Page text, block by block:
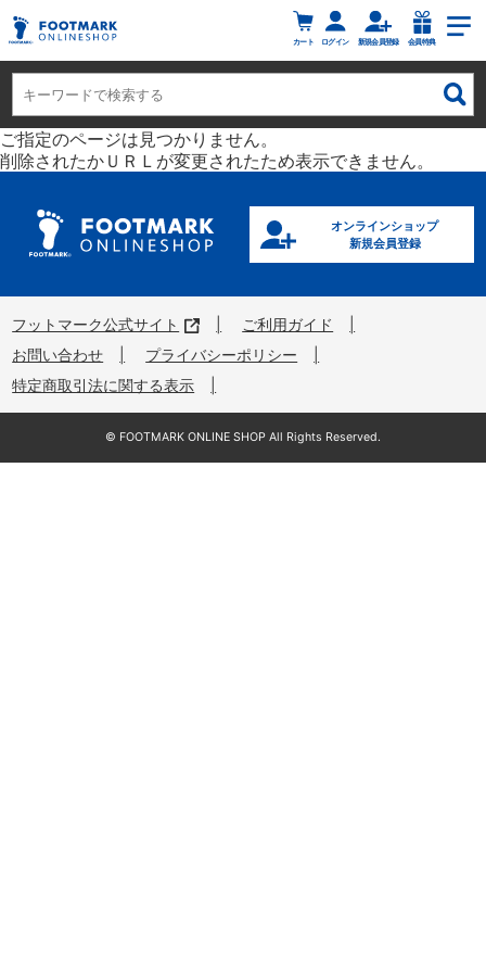
カート ログイン 新規会員登録 会員特典
ご指定のページは見つかりません。
削除されたかＵＲＬが変更されたため表示できません。
オンラインショップ
新規会員登録
フットマーク公式サイト
ご利用ガイド
お問い合わせ
プライバシーポリシー
特定商取引法に関する表示
©︎ FOOTMARK ONLINE SHOP All Rights Reserved.